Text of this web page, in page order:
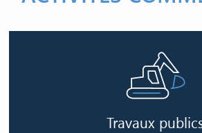
Travaux